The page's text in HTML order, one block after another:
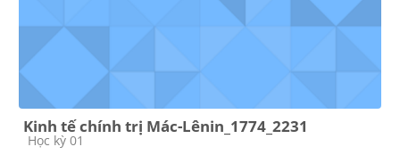
Kinh tế chính trị Mác-Lênin_1774_2231
Course category
Học kỳ 01